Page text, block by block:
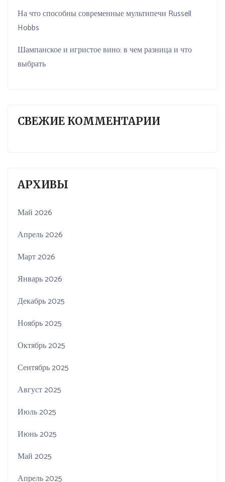
На что способны современные мультипечи Russell
Hobbs
Шампанское и игристое вино: в чем разница и что
выбрать
СВЕЖИЕ КОММЕНТАРИИ
АРХИВЫ
Май 2026
Апрель 2026
Март 2026
Январь 2026
Декабрь 2025
Ноябрь 2025
Октябрь 2025
Сентябрь 2025
Август 2025
Июль 2025
Июнь 2025
Май 2025
Апрель 2025